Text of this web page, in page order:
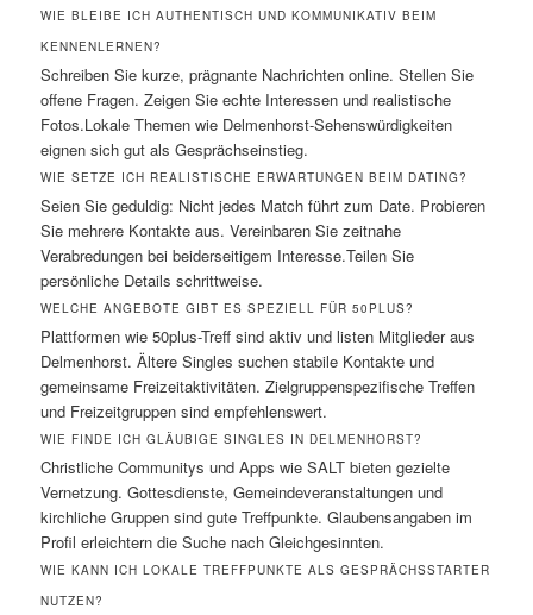
WIE BLEIBE ICH AUTHENTISCH UND KOMMUNIKATIV BEIM
KENNENLERNEN?
Schreiben Sie kurze, prägnante Nachrichten online. Stellen Sie
offene Fragen. Zeigen Sie echte Interessen und realistische
Fotos.Lokale Themen wie Delmenhorst-Sehenswürdigkeiten
eignen sich gut als Gesprächseinstieg.
WIE SETZE ICH REALISTISCHE ERWARTUNGEN BEIM DATING?
Seien Sie geduldig: Nicht jedes Match führt zum Date. Probieren
Sie mehrere Kontakte aus. Vereinbaren Sie zeitnahe
Verabredungen bei beiderseitigem Interesse.Teilen Sie
persönliche Details schrittweise.
WELCHE ANGEBOTE GIBT ES SPEZIELL FÜR 50PLUS?
Plattformen wie 50plus-Treff sind aktiv und listen Mitglieder aus
Delmenhorst. Ältere Singles suchen stabile Kontakte und
gemeinsame Freizeitaktivitäten. Zielgruppenspezifische Treffen
und Freizeitgruppen sind empfehlenswert.
WIE FINDE ICH GLÄUBIGE SINGLES IN DELMENHORST?
Christliche Communitys und Apps wie SALT bieten gezielte
Vernetzung. Gottesdienste, Gemeindeveranstaltungen und
kirchliche Gruppen sind gute Treffpunkte. Glaubensangaben im
Profil erleichtern die Suche nach Gleichgesinnten.
WIE KANN ICH LOKALE TREFFPUNKTE ALS GESPRÄCHSSTARTER
NUTZEN?